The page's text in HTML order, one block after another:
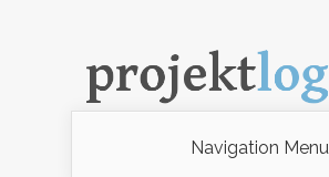
Navigation Menu